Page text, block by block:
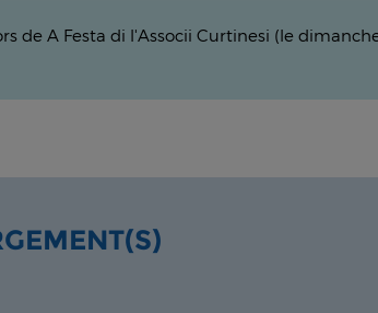
A Festa di l'Associi Curtinesi (le